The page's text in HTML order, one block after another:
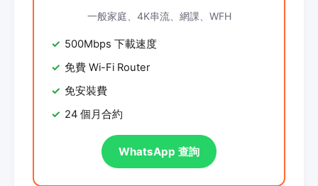
一般家庭、4K串流、網課、WFH
500Mbps 下載速度
免費 Wi-Fi Router
免安裝費
24 個月合約
WhatsApp 查詢